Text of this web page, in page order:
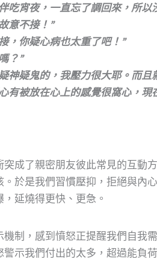
吃宵夜，一直忘了調回來，所以
意不接！”
，你疑心病也太重了吧！”
？”
神疑鬼的，我壓力很大耶。而且
被放在心上的感覺很窩心，現
成了親密朋友彼此常見的互動
於是我們習慣壓抑，拒絕與內
延燒得更快、更急。
制，感到憤怒正提醒我們自我
示我們付出的太多，超過能負